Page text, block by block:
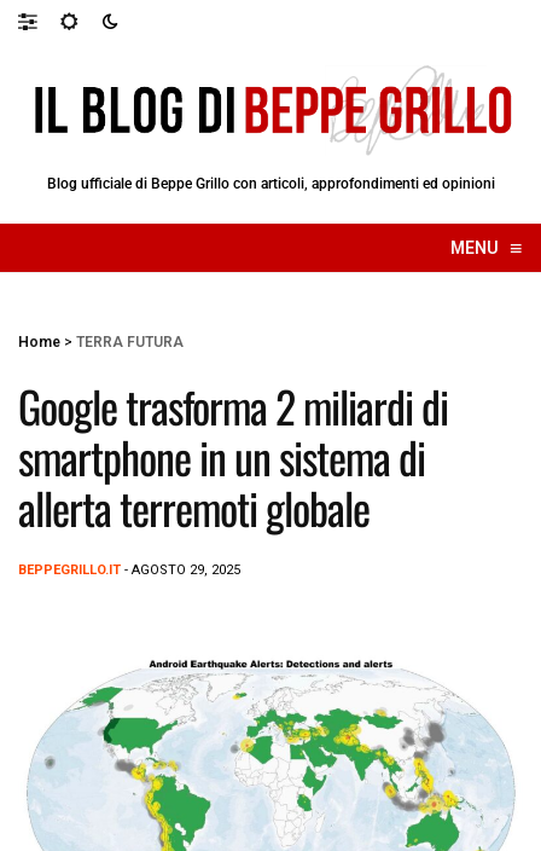
Blog ufficiale di Beppe Grillo con articoli, approfondimenti ed opinioni
MENU ≡
☰
Home > TERRA FUTURA
Google trasforma 2 miliardi di
smartphone in un sistema di
allerta terremoti globale
BEPPEGRILLO.IT - AGOSTO 29, 2025